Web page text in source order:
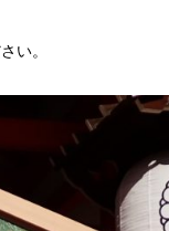
い。